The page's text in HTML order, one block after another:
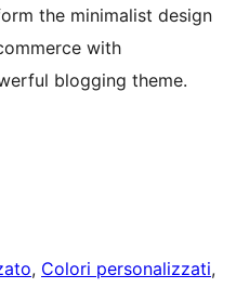
the minimalist design
with
blogging theme.
, Colori personalizzati